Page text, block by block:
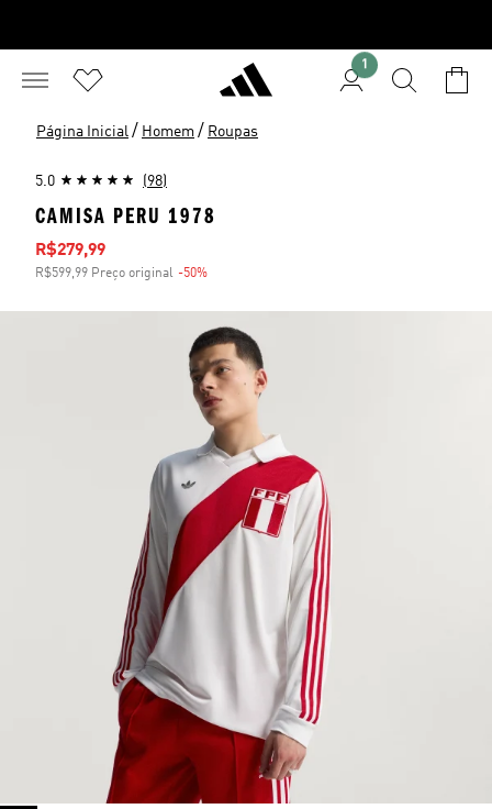
1
Página Inicial / Homem / Roupas
5.0 (98)
CAMISA PERU 1978
Preço com desconto
R$279,99
R$599,99 Preço original -50%